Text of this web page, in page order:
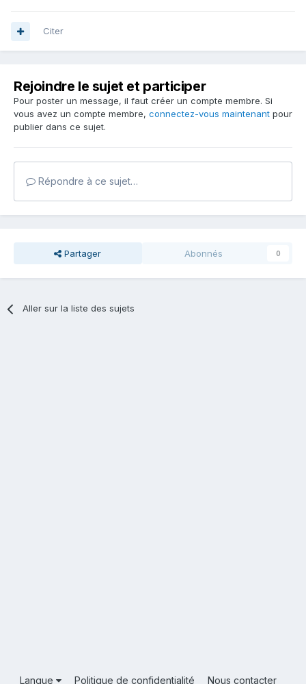
Citer
Rejoindre le sujet et participer
Pour poster un message, il faut créer un compte membre. Si
vous avez un compte membre, connectez-vous maintenant pour
publier dans ce sujet.
Répondre à ce sujet…
Partager Abonnés 0
Aller sur la liste des sujets
Langue Politique de confidentialité Nous contacter